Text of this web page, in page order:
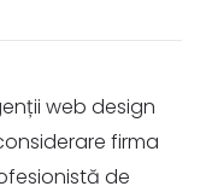
web design
firma
de